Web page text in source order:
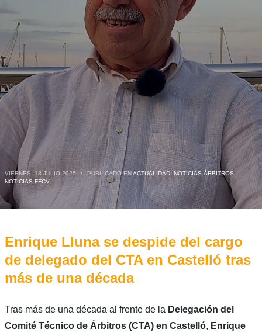
VIERNES, 18 JULIO 2025 / PUBLICADO ENACTUALIDAD,NOTICIAS ÁRBITROS,
NOTICIAS FFCV
Enrique Lluna se despide del cargo
de delegado del CTA en Castelló tras
más de una década
Tras más de una década al frente de la Delegación del
Comité Técnico de Árbitros (CTA) en Castelló, Enrique